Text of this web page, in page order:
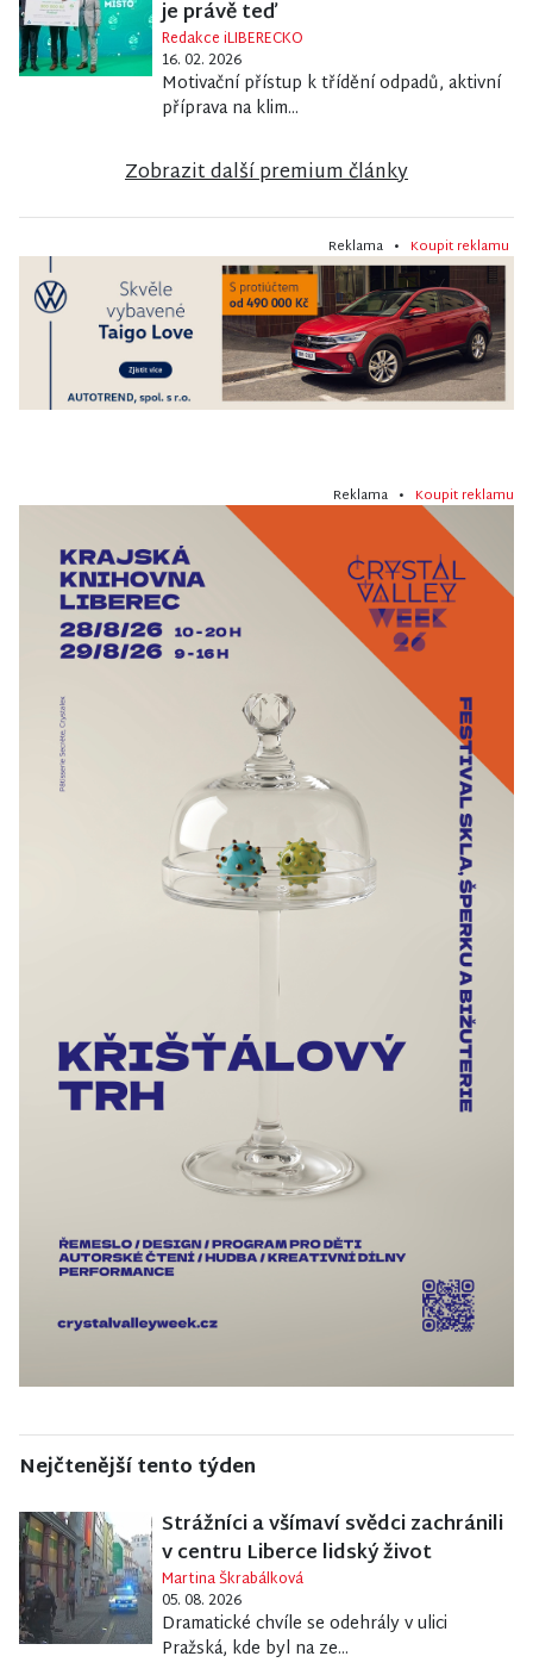
je právě teď
Redakce iLIBERECKO
16. 02. 2026
Motivační přístup k třídění odpadů, aktivní
příprava na klim...
Zobrazit další premium články
Reklama • Koupit reklamu
Reklama • Koupit reklamu
Nejčtenější tento týden
Strážníci a všímaví svědci zachránili
v centru Liberce lidský život
Martina Škrabálková
05. 08. 2026
Dramatické chvíle se odehrály v ulici
Pražská, kde byl na ze...